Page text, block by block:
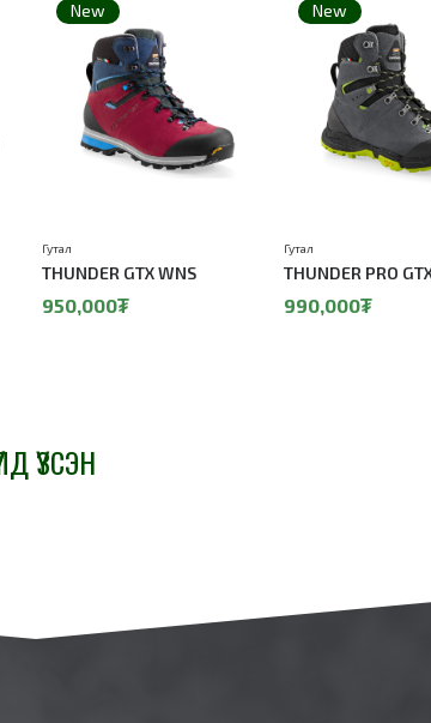
New
THUNDER GTX WNS
Гутал
950,000₮
New
THUNDER PRO
Гутал
990,000₮
ҮЗСЭН